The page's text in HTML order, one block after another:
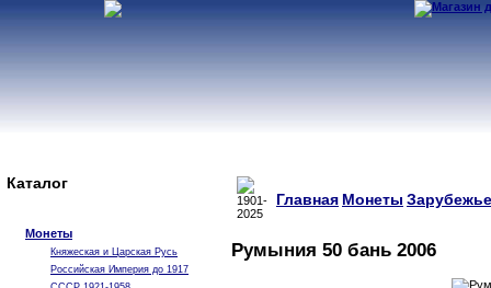
Каталог
Монеты
Княжеская и Царская Русь
Российская Империя до 1917
Главная Монеты Зарубежье
Румыния 50 бань 2006